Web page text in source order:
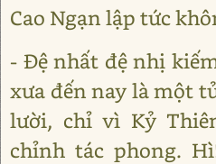
Cao Ngạn lập tức
- Đệ nhất đệ nhị
xưa đến nay là một
lười, chỉ vì Kỷ
chỉnh tác phong.